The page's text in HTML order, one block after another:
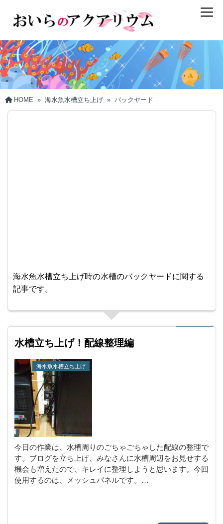
HOME » 海水魚水槽立ち上げ » バックヤード
海水魚水槽立ち上げ時の水槽のバックヤードに関する
記事です。
水槽立ち上げ！配線整理編
海水魚水槽立ち上げ
今日の作業は、水槽周りのごちゃごちゃした配線の整理で
す。ブログを立ち上げ、みなさんに水槽周辺をお見せする
機会も増えたので、キレイに整理しようと思います。今回
使用するのは、メッシュパネルです。…